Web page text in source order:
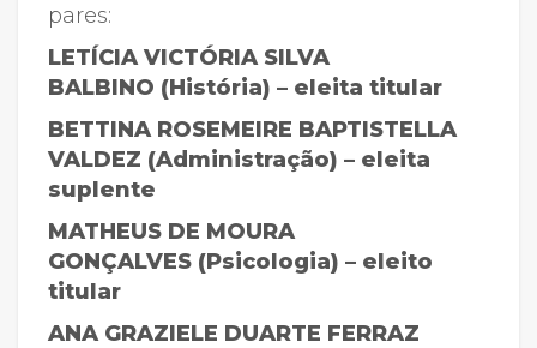
pares:
LETÍCIA VICTÓRIA SILVA
BALBINO (História) – eleita titular
BETTINA ROSEMEIRE BAPTISTELLA
VALDEZ (Administração) – eleita
suplente
MATHEUS DE MOURA
GONÇALVES (Psicologia) – eleito
titular
ANA GRAZIELE DUARTE FERRAZ